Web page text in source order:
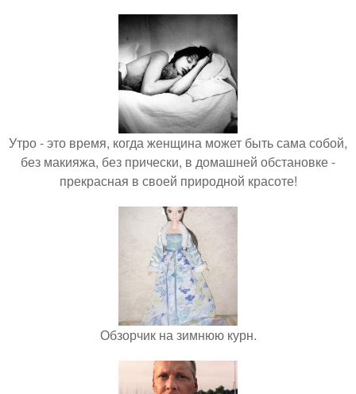
Утро - это время, когда женщина может быть сама собой,
без макияжа, без прически, в домашней обстановке -
прекрасная в своей природной красоте!
Обзорчик на зимнюю курн.